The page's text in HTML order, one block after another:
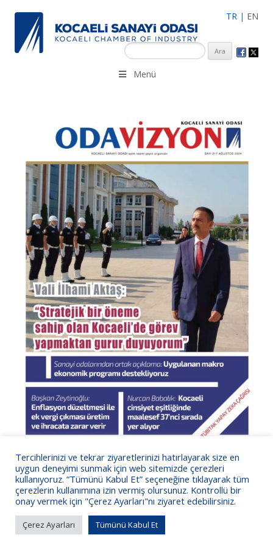
TR | EN
KSO 3500’ü aşkın sanayi kuruluşuna uzman çalışanları ile İzmit
Merkez, Çayırova, Dilovası, Gebze ve İMES OSB’deki ofisleri ile
Menü
Ağustos 2024 Sayısı için tıklayın
30 Nisan 2025
Tercihlerinizi ve tekrar ziyaretlerinizi hatırlayarak size en
uygun deneyimi sunmak için web sitemizde çerezleri
kullanıyoruz. “Tümünü Kabul Et” seçeneğine tıklayarak tüm
çerezlerin kullanımına izin vermiş olursunuz. Kontrollü bir
onay vermek için "Çerez Ayarları"nı ziyaret edebilirsiniz.
Çerez Ayarları Tümünü Kabul Et